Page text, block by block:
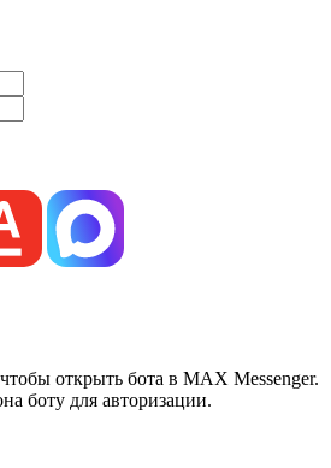
открыть бота в MAX Messenger.
боту для авторизации.